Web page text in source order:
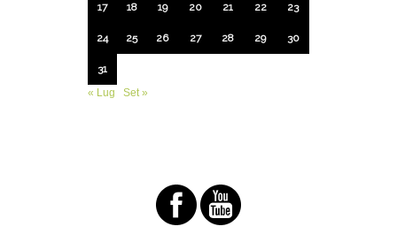
17 18 19 20 21 22 23
24 25 26 27 28 29 30
31
« Lug
Set »